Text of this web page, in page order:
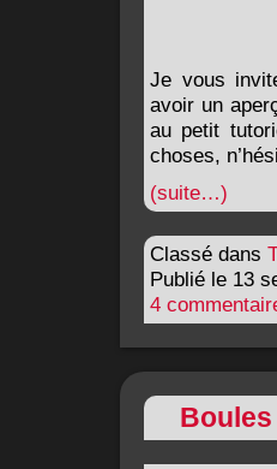
Je vous
avoir un
au petit
choses,
(suite…)
Classé dans
Publié le 13
4
Boules